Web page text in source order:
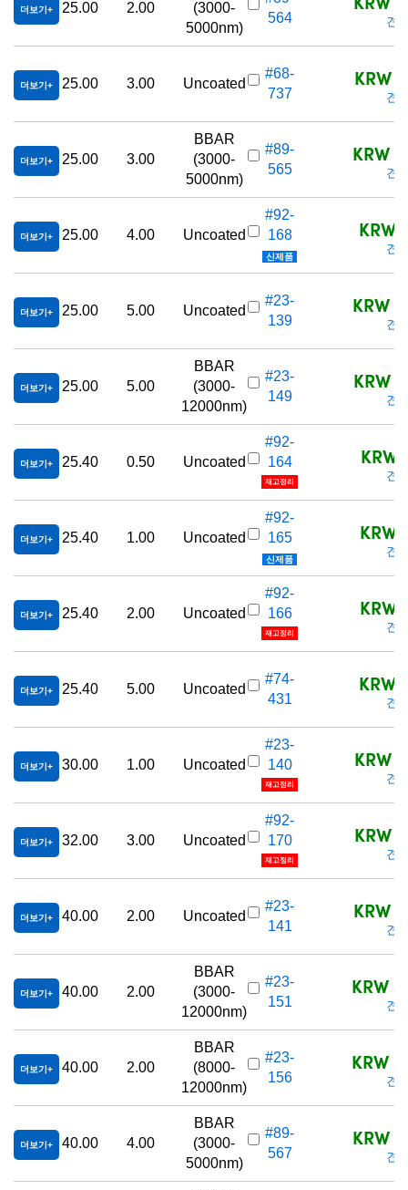
더보기 25.00 2.00
(3000-
5000nm)
564
견
더보기 25.00 3.00 Uncoated
#68-
737
KRW
견
더보기 25.00 3.00
BBAR
(3000-
5000nm)
#89-
565
KRW
견
더보기 25.00 4.00 Uncoated
#92-
168
신제품
KRW
견
더보기 25.00 5.00 Uncoated
#23-
139
KRW
견
더보기 25.00 5.00
BBAR
(3000-
12000nm)
#23-
149
KRW
견
더보기 25.40 0.50 Uncoated
#92-
164
재고정리
KRW
견
더보기 25.40 1.00 Uncoated
#92-
165
신제품
KRW
견
더보기 25.40 2.00 Uncoated
#92-
166
재고정리
KRW
견
더보기 25.40 5.00 Uncoated
#74-
431
KRW
견
더보기 30.00 1.00 Uncoated
#23-
140
재고정리
KRW
견
더보기 32.00 3.00 Uncoated
#92-
170
재고정리
KRW
견
더보기 40.00 2.00 Uncoated
#23-
141
KRW
견
더보기 40.00 2.00
BBAR
(3000-
12000nm)
#23-
151
KRW
견
더보기 40.00 2.00
BBAR
(8000-
12000nm)
#23-
156
KRW
견
더보기 40.00 4.00
BBAR
(3000-
5000nm)
#89-
567
KRW
견